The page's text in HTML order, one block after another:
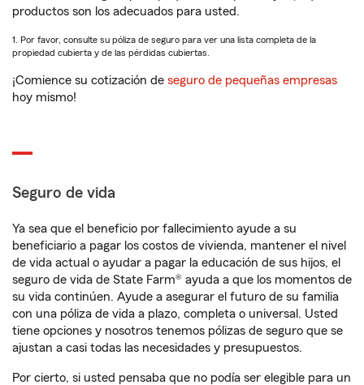
productos son los adecuados para usted.
1. Por favor, consulte su póliza de seguro para ver una lista completa de la
propiedad cubierta y de las pérdidas cubiertas.
¡Comience su cotización de seguro de pequeñas empresas
hoy mismo!
Seguro de vida
Ya sea que el beneficio por fallecimiento ayude a su
beneficiario a pagar los costos de vivienda, mantener el nivel
de vida actual o ayudar a pagar la educación de sus hijos, el
seguro de vida de State Farm® ayuda a que los momentos de
su vida continúen. Ayude a asegurar el futuro de su familia
con una póliza de vida a plazo, completa o universal. Usted
tiene opciones y nosotros tenemos pólizas de seguro que se
ajustan a casi todas las necesidades y presupuestos.
Por cierto, si usted pensaba que no podía ser elegible para un